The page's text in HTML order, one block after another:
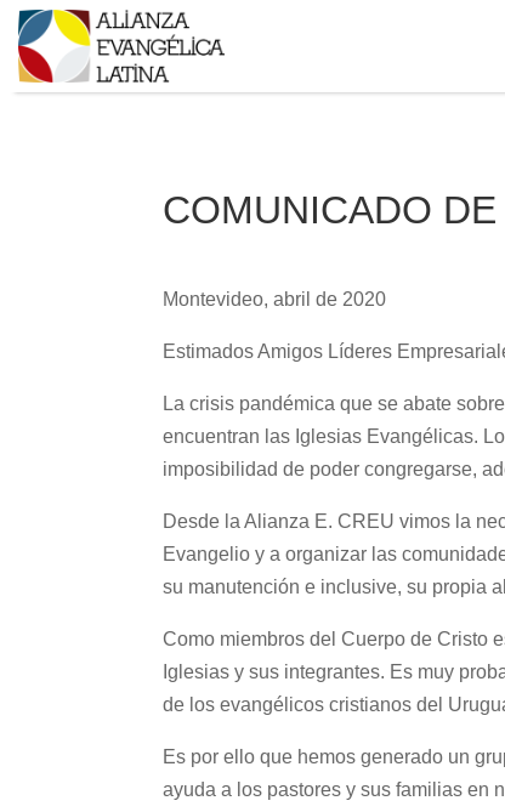
COMUNICADO
Montevideo, abril de 2020
Estimados Amigos Líderes
La crisis pandémica que se abate
encuentran las Iglesias Evangélicas.
imposibilidad de poder congregarse,
Desde la Alianza E. CREU vimos la
Evangelio y a organizar las
su manutención e inclusive, su propia
Como miembros del Cuerpo de Cristo
Iglesias y sus integrantes. Es muy
de los evangélicos cristianos del
Es por ello que hemos generado un
ayuda a los pastores y sus familias en